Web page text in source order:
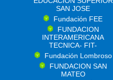
SAN JOSE
Fundación FEE
FUNDACION
INTERAMERICANA
TECNICA- FIT-
Fundación Lombroso
FUNDACION SAN
MATEO